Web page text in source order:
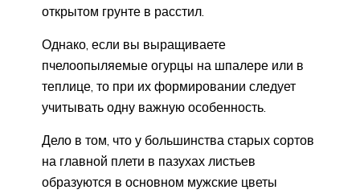
открытом грунте в расстил.
Однако, если вы выращиваете
пчелоопыляемые огурцы на шпалере или в
теплице, то при их формировании следует
учитывать одну важную особенность.
Дело в том, что у большинства старых сортов
на главной плети в пазухах листьев
образуются в основном мужские цветы